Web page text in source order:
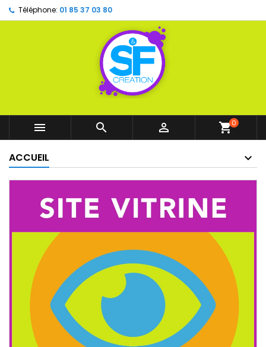
Téléphone: 01 85 37 03 80
   shopping_cart0
ACCUEIL